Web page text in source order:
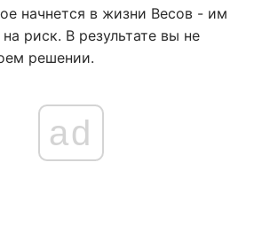
начнется в жизни Весов - им
риск. В результате вы не
решении.
ad